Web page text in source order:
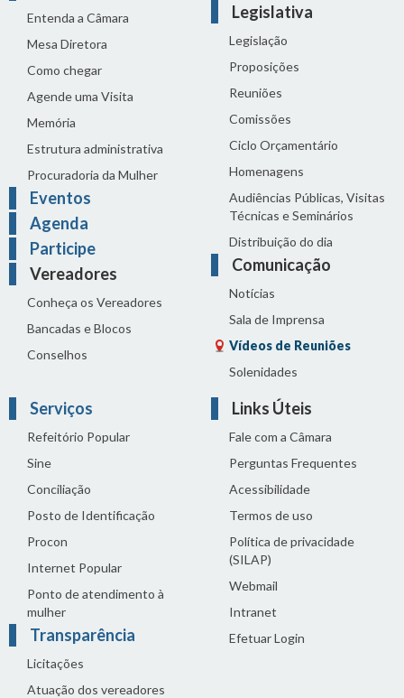
Entenda a Câmara
Mesa Diretora
Como chegar
Agende uma Visita
Memória
Estrutura administrativa
Procuradoria da Mulher
Eventos
Agenda
Participe
Vereadores
Conheça os Vereadores
Bancadas e Blocos
Conselhos
Legislativa
Legislação
Proposições
Reuniões
Comissões
Ciclo Orçamentário
Homenagens
Audiências Públicas, Visitas
Técnicas e Seminários
Distribuição do dia
Comunicação
Notícias
Sala de Imprensa
Vídeos de Reuniões
Solenidades
Serviços
Refeitório Popular
Sine
Conciliação
Posto de Identificação
Procon
Internet Popular
Ponto de atendimento à
mulher
Transparência
Licitações
Atuação dos vereadores
Links Úteis
Fale com a Câmara
Perguntas Frequentes
Acessibilidade
Termos de uso
Política de privacidade
(SILAP)
Webmail
Intranet
Efetuar Login